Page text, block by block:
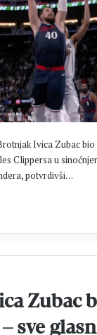
Ivica Zubac
Clippersa u
potvrdivši…
Zubac
sve